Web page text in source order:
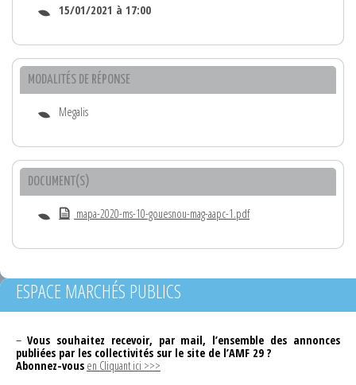
15/01/2021 à 17:00
MODALITÉS DE RÉPONSE
Megalis
DOCUMENT(S)
mapa-2020-ms-10-gouesnou-mag-aapc-1.pdf
ESPACE MARCHÉS PUBLICS
– Vous souhaitez recevoir, par mail, l’ensemble des annonces
publiées par les collectivités sur le site de l’AMF 29 ?
Abonnez-vous en Cliquant ici >>>